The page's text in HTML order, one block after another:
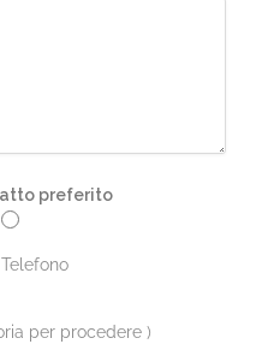
preferito
Telefono
per procedere )